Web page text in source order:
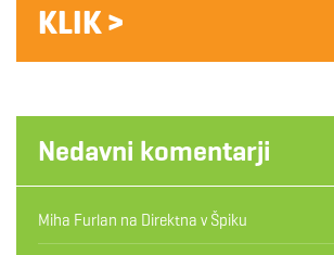
KLIK >
Nedavni komentarji
Miha Furlan na Direktna v Špiku